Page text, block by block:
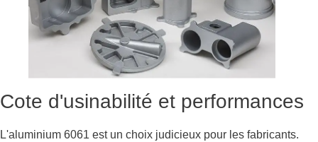
Cote d'usinabilité et performances
L'aluminium 6061 est un choix judicieux pour les fabricants.